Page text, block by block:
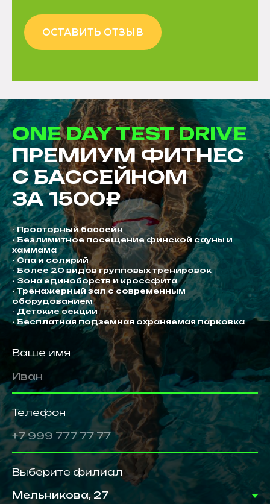
ОСТАВИТЬ ОТЗЫВ
ONE DAY TEST DRIVE
ПРЕМИУМ ФИТНЕС
С БАССЕЙНОМ
ЗА 1500₽
- Просторный бассейн
- Безлимитное посещение финской сауны и
хаммама
- Спа и солярий
- Более 20 видов групповых тренировок
- Зона единоборств и кроссфита
- Тренажерный зал с современным
оборудованием
- Детские секции
- Бесплатная подземная охраняемая парковка
Ваше имя
Телефон
Выберите филиал